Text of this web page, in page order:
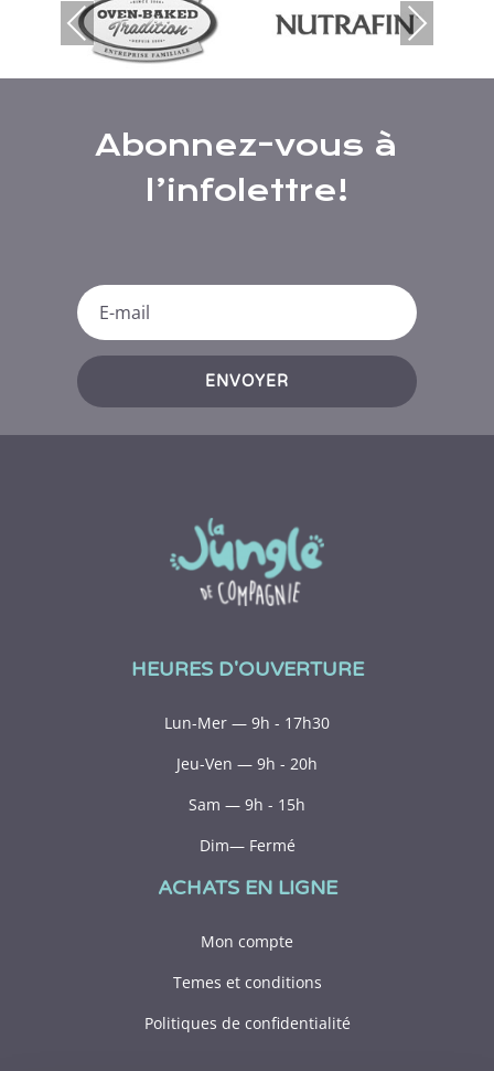
Prev
ious
Nex
t
Abonnez-vous à
l’infolettre!
ENVOYER
HEURES D'OUVERTURE
Lun-Mer — 9h - 17h30
Jeu-Ven — 9h - 20h
Sam — 9h - 15h
Dim— Fermé
ACHATS EN LIGNE
Mon compte
Temes et conditions
Politiques de confidentialité